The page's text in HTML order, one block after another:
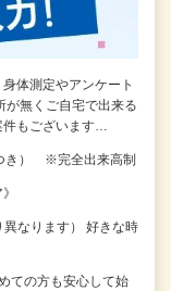
体測定やアンケート
が無くご自宅で出来る
件もございます…
き） ※完全出来高制
なります） 好きな時
ての方も安心して始